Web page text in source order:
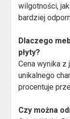
wilgotności,
bardziej
Dlaczego
płyty?
Cena wynika z
unikalnego
procentuje
Czy można